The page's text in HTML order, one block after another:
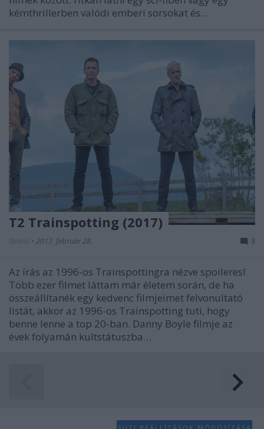
kémthrillerben valódi emberi sorsokat és…
T2 Trainspotting (2017)
• 2017. február 28. 3
Az írás az 1996-os Trainspottingra nézve spoileres!
Több ezer filmet láttam már életem során, de ha
összeállítanék egy kedvenc filmjeimet felvonultató
listát, akkor az 1996-os Trainspotting tuti, hogy
benne lenne a top 20-ban. Danny Boyle filmje az
évek folyamán kultstátuszba…